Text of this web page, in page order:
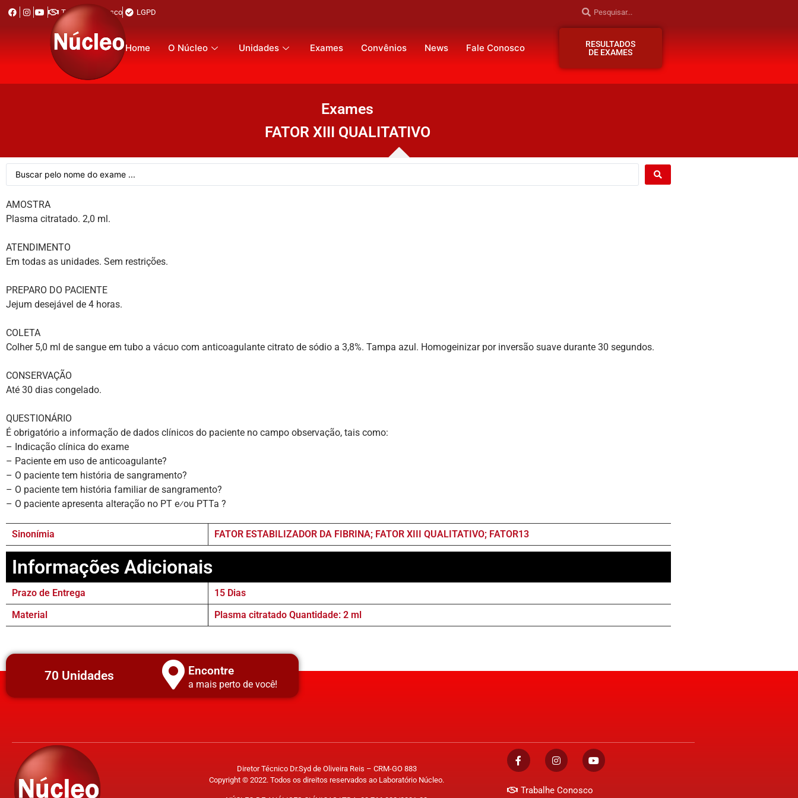
Trabalhe Conosco LGPD
Home O Núcleo Unidades Exames Convênios News Fale Conosco
RESULTADOS
DE EXAMES
Exames
FATOR XIII QUALITATIVO
AMOSTRA
Plasma citratado. 2,0 ml.
ATENDIMENTO
Em todas as unidades. Sem restrições.
PREPARO DO PACIENTE
Jejum desejável de 4 horas.
COLETA
Colher 5,0 ml de sangue em tubo a vácuo com anticoagulante citrato de sódio a 3,8%. Tampa azul. Homogeinizar por inversão suave durante 30 segundos.
CONSERVAÇÃO
Até 30 dias congelado.
QUESTIONÁRIO
É obrigatório a informação de dados clínicos do paciente no campo observação, tais como:
– Indicação clínica do exame
– Paciente em uso de anticoagulante?
– O paciente tem história de sangramento?
– O paciente tem história familiar de sangramento?
– O paciente apresenta alteração no PT e⁄ou PTTa ?
Sinonímia FATOR ESTABILIZADOR DA FIBRINA; FATOR XIII QUALITATIVO; FATOR13
Informações Adicionais
Prazo de Entrega
15 Dias
Material
Plasma citratado Quantidade: 2 ml
70 Unidades Encontre
a mais perto de você!
Diretor Técnico Dr.Syd de Oliveira Reis – CRM-GO 883
Copyright © 2022. Todos os direitos reservados ao Laboratório Núcleo.
Trabalhe Conosco